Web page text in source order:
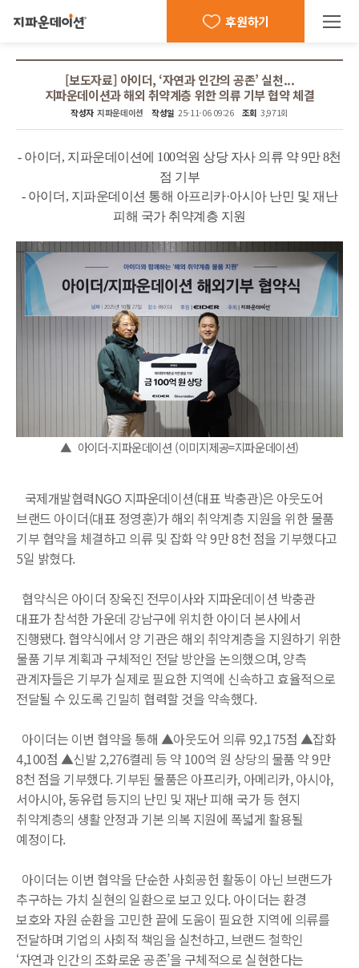
후원하기
[보도자료] 아이더, ‘자연과 인간의 공존’ 실천...
지파운데이션과 해외 취약계층 위한 의류 기부 협약 체결
작성자 지파운데이션 작성일 25-11-06 09:26 조회 3,971회
본문
- 아이더, 지파운데이션에 100억원 상당 자사 의류 약 9만 8천
점 기부
- 아이더, 지파운데이션 통해 아프리카·아시아 난민 및 재난
피해 국가 취약계층 지원
▲ 아이더-지파운데이션 (이미지제공=지파운데이션)
국제개발협력NGO 지파운데이션(대표 박충관)은 아웃도어
브랜드 아이더(대표 정영훈)가 해외 취약계층 지원을 위한 물품
기부 협약을 체결하고 의류 및 잡화 약 9만 8천 점을 기부했다고
5일 밝혔다.
협약식은 아이더 장욱진 전무이사와 지파운데이션 박충관
대표가 참석한 가운데 강남구에 위치한 아이더 본사에서
진행됐다. 협약식에서 양 기관은 해외 취약계층을 지원하기 위한
물품 기부 계획과 구체적인 전달 방안을 논의했으며, 양측
관계자들은 기부가 실제로 필요한 지역에 신속하고 효율적으로
전달될 수 있도록 긴밀히 협력할 것을 약속했다.
아이더는 이번 협약을 통해 ▲아웃도어 의류 92,175점 ▲잡화
4,100점 ▲신발 2,276켤레 등 약 100억 원 상당의 물품 약 9만
8천 점을 기부했다. 기부된 물품은 아프리카, 아메리카, 아시아,
서아시아, 동유럽 등지의 난민 및 재난 피해 국가 등 현지
취약계층의 생활 안정과 기본 의복 지원에 폭넓게 활용될
예정이다.
아이더는 이번 협약을 단순한 사회공헌 활동이 아닌 브랜드가
추구하는 가치 실현의 일환으로 보고 있다. 아이더는 환경
보호와 자원 순환을 고민한 끝에 도움이 필요한 지역에 의류를
전달하며 기업의 사회적 책임을 실천하고, 브랜드 철학인
‘자연과 인간의 조화로운 공존’을 구체적으로 실현한다는